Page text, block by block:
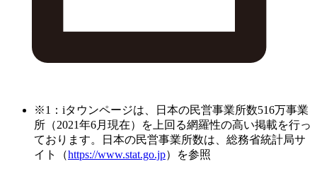
※1：iタウンページは、日本の民営事業所数516万事業
所（2021年6月現在）を上回る網羅性の高い掲載を行っ
ております。日本の民営事業所数は、総務省統計局サ
イト（https://www.stat.go.jp）を参照